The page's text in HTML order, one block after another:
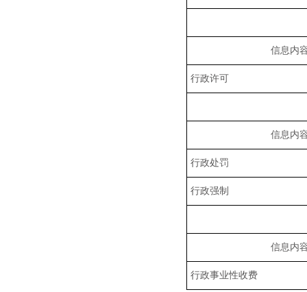
信息内
行政许可
信息内
行政处罚
行政强制
信息内
行政事业性收费